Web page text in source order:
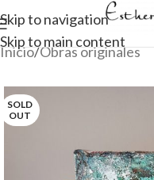
Skip to navigation
Skip to main content
Inicio/Obras originales
SOLD
OUT